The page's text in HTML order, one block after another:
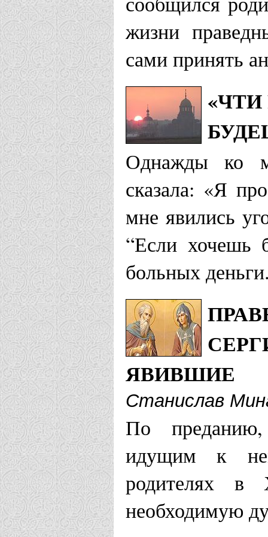
жизни
сами принять
Однажды ко
сказала: «Я
мне явились
“Если хочешь
больных
ЯВИВШИЕ
Станислав
По
идущим к
родителях в
необходимую